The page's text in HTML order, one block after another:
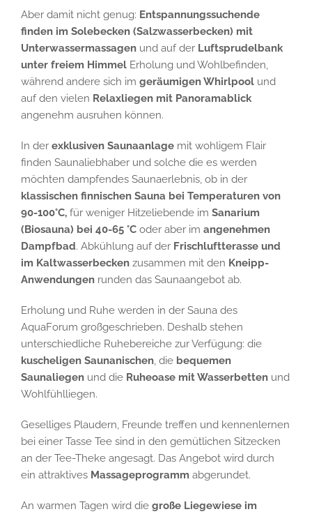
Aber damit nicht genug: Entspannungssuchende
finden im Solebecken (Salzwasserbecken) mit
Unterwassermassagen und auf der Luftsprudelbank
unter freiem Himmel Erholung und Wohlbefinden,
während andere sich im geräumigen Whirlpool und
auf den vielen Relaxliegen mit Panoramablick
angenehm ausruhen können.
In der exklusiven Saunaanlage mit wohligem Flair
finden Saunaliebhaber und solche die es werden
möchten dampfendes Saunaerlebnis, ob in der
klassischen finnischen Sauna bei Temperaturen von
90-100°C, für weniger Hitzeliebende im Sanarium
(Biosauna) bei 40-65 °C oder aber im angenehmen
Dampfbad. Abkühlung auf der Frischluftterasse und
im Kaltwasserbecken zusammen mit den Kneipp-
Anwendungen runden das Saunaangebot ab.
Erholung und Ruhe werden in der Sauna des
AquaForum großgeschrieben. Deshalb stehen
unterschiedliche Ruhebereiche zur Verfügung: die
kuscheligen Saunanischen, die bequemen
Saunaliegen und die Ruheoase mit Wasserbetten und
Wohlfühlliegen.
Geselliges Plaudern, Freunde treffen und kennenlernen
bei einer Tasse Tee sind in den gemütlichen Sitzecken
an der Tee-Theke angesagt. Das Angebot wird durch
ein attraktives Massageprogramm abgerundet.
An warmen Tagen wird die große Liegewiese im